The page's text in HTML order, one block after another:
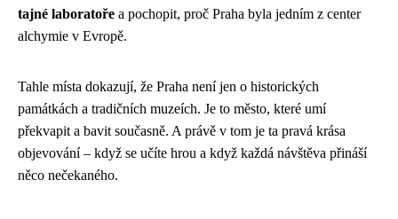
tajné laboratoře a pochopit, proč Praha byla jedním z center
alchymie v Evropě.
Tahle místa dokazují, že Praha není jen o historických
památkách a tradičních muzeích. Je to město, které umí
překvapit a bavit současně. A právě v tom je ta pravá krása
objevování – když se učíte hrou a když každá návštěva přináší
něco nečekaného.